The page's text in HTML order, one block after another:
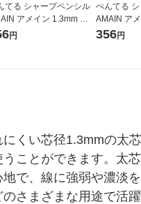
てる シャープペンシル
アメイン 1.3mm ブ
ク軸 AM13-A 1本
円
ぺんてる
AMAIN ア
スグリーン
356円
くい芯径1.3mmの太
ことができます。太
で、線に強弱や濃淡
さまざまな用途で活